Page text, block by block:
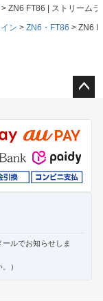
ZN6 FT86 | ストリーム
ン ZN6・FT86 ZN6
ジト
ップ
へ
ルでお知らせしま
）